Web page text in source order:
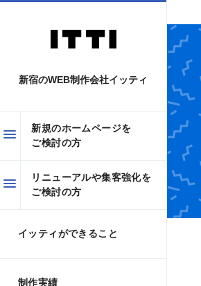
新宿のWEB制作会社イッティ
新規のホームページを
ご検討の方
リニューアルや集客強化を
ご検討の方
イッティができること
制作実績